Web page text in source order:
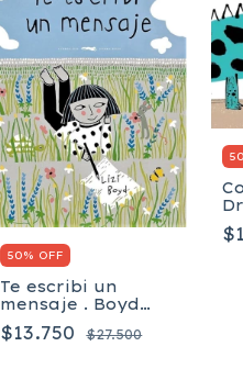
50% OFF
Te escribi un
mensaje . Boyd
Lizy
$13.750 $27.500